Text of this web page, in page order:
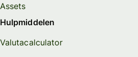
Assets
Hulpmiddelen
Valutacalculator